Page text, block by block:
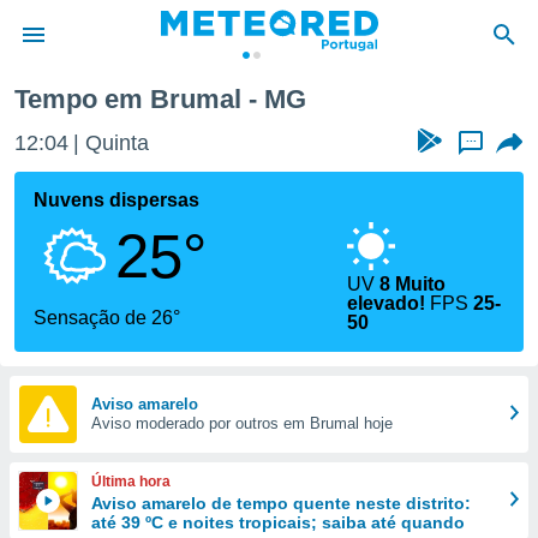
da
foi
fornecidas
a este
das
e
forma
digital
Tempo em Brumal - MG
12:04 Quinta ...
Nuvens dispersas
25°
Sensação de 26°
UV8 Muito
elevado! FPS25-
50
Aviso amarelo
Aviso moderado por outros em Brumal hoje
Última hora
Aviso amarelo de tempo quente neste distrito:
até 39 ºC e noites tropicais; saiba até quando